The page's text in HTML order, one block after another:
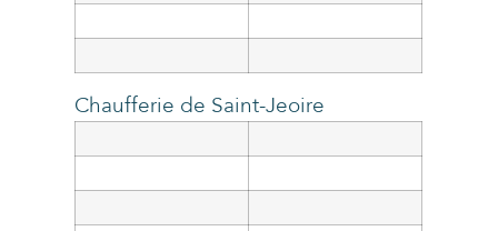
Chaufferie de Saint-Jeoire